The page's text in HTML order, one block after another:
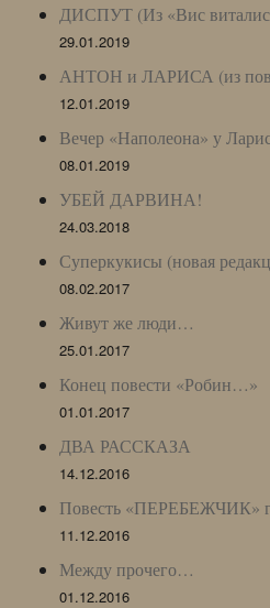
ДИСПУТ (Из «Вис
29.01.2019
АНТОН и ЛАРИСА (из
12.01.2019
Вечер «Наполеона» у
08.01.2019
УБЕЙ ДАРВИНА!
24.03.2018
Суперкукисы (новая
08.02.2017
Живут же люди…
25.01.2017
Конец повести «Робин…»
01.01.2017
ДВА РАССКАЗА
14.12.2016
Повесть «ПЕРЕБЕЖЧИК»
11.12.2016
Между прочего…
01.12.2016